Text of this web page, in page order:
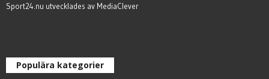
Sport24.nu utvecklades av MediaClever
Populära kategorier